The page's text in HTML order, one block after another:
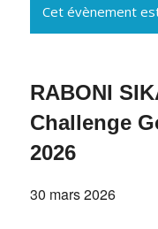
Cet évènement
RABONI
Challenge
2026
30 mars 2026